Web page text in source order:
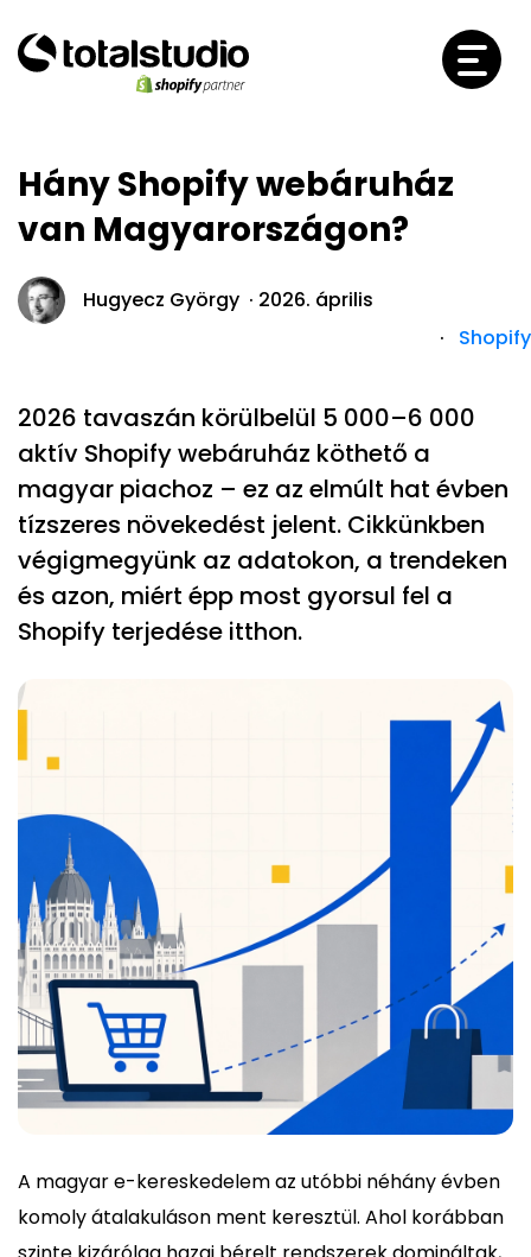
Hány Shopify webáruház
van Magyarországon?
Hugyecz György · 2026. április
· Shopify
2026 tavaszán körülbelül 5 000–6 000
aktív Shopify webáruház köthető a
magyar piachoz – ez az elmúlt hat évben
tízszeres növekedést jelent. Cikkünkben
végigmegyünk az adatokon, a trendeken
és azon, miért épp most gyorsul fel a
Shopify terjedése itthon.
A magyar e-kereskedelem az utóbbi néhány évben
komoly átalakuláson ment keresztül. Ahol korábban